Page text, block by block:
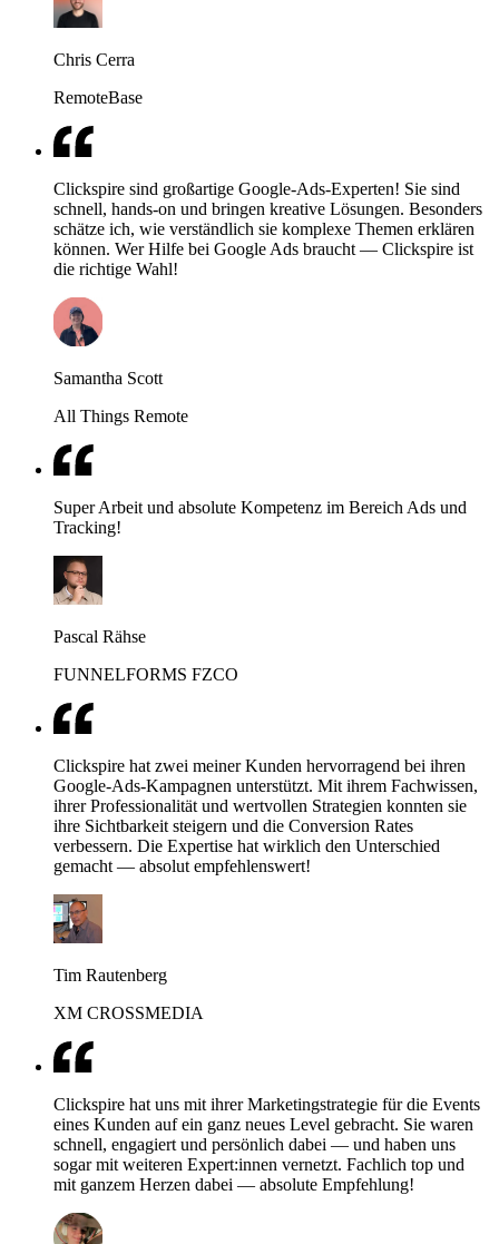
Chris Cerra
RemoteBase
Clickspire sind großartige Google-Ads-Experten! Sie sind
schnell, hands-on und bringen kreative Lösungen. Besonders
schätze ich, wie verständlich sie komplexe Themen erklären
können. Wer Hilfe bei Google Ads braucht — Clickspire ist
die richtige Wahl!
Samantha Scott
All Things Remote
Super Arbeit und absolute Kompetenz im Bereich Ads und
Tracking!
Pascal Rähse
FUNNELFORMS FZCO
Clickspire hat zwei meiner Kunden hervorragend bei ihren
Google-Ads-Kampagnen unterstützt. Mit ihrem Fachwissen,
ihrer Professionalität und wertvollen Strategien konnten sie
ihre Sichtbarkeit steigern und die Conversion Rates
verbessern. Die Expertise hat wirklich den Unterschied
gemacht — absolut empfehlenswert!
Tim Rautenberg
XM CROSSMEDIA
Clickspire hat uns mit ihrer Marketingstrategie für die Events
eines Kunden auf ein ganz neues Level gebracht. Sie waren
schnell, engagiert und persönlich dabei — und haben uns
sogar mit weiteren Expert:innen vernetzt. Fachlich top und
mit ganzem Herzen dabei — absolute Empfehlung!